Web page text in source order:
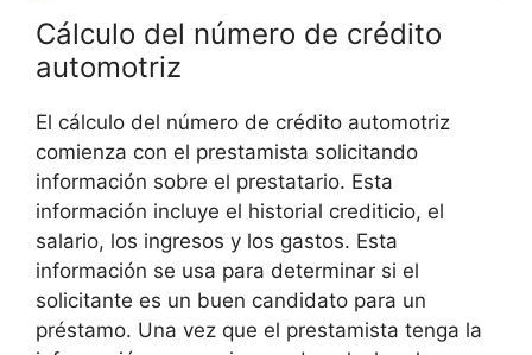
Cálculo del número de crédito
automotriz
El cálculo del número de crédito automotriz
comienza con el prestamista solicitando
información sobre el prestatario. Esta
información incluye el historial crediticio, el
salario, los ingresos y los gastos. Esta
información se usa para determinar si el
solicitante es un buen candidato para un
préstamo. Una vez que el prestamista tenga la